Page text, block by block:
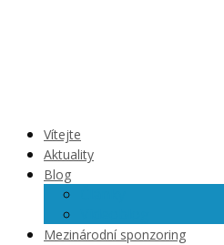
Vítejte
Aktuality
Blog
Mezinárodní sponzoring